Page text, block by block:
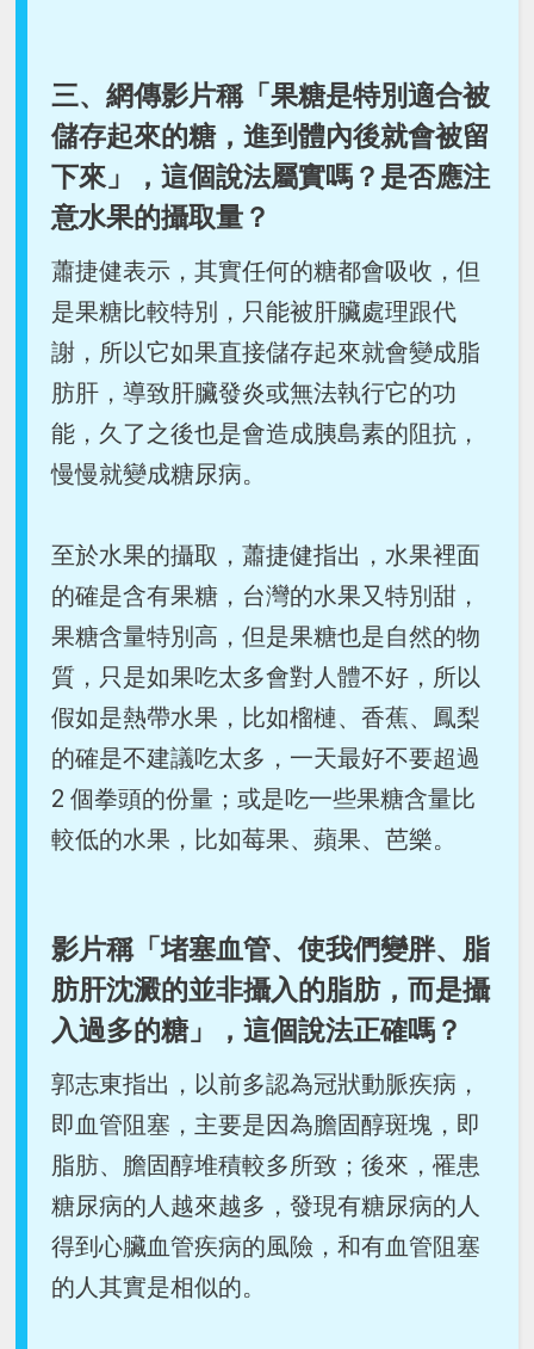
三、網傳影片稱「果糖是特別適合被
儲存起來的糖，進到體內後就會被留
下來」，這個說法屬實嗎？是否應注
意水果的攝取量？
蕭捷健表示，其實任何的糖都會吸收，但
是果糖比較特別，只能被肝臟處理跟代
謝，所以它如果直接儲存起來就會變成脂
肪肝，導致肝臟發炎或無法執行它的功
能，久了之後也是會造成胰島素的阻抗，
慢慢就變成糖尿病。
至於水果的攝取，蕭捷健指出，水果裡面
的確是含有果糖，台灣的水果又特別甜，
果糖含量特別高，但是果糖也是自然的物
質，只是如果吃太多會對人體不好，所以
假如是熱帶水果，比如榴槤、香蕉、鳳梨
的確是不建議吃太多，一天最好不要超過
2 個拳頭的份量；或是吃一些果糖含量比
較低的水果，比如莓果、蘋果、芭樂。
影片稱「堵塞血管、使我們變胖、脂
肪肝沈澱的並非攝入的脂肪，而是攝
入過多的糖」，這個說法正確嗎？
郭志東指出，以前多認為冠狀動脈疾病，
即血管阻塞，主要是因為膽固醇斑塊，即
脂肪、膽固醇堆積較多所致；後來，罹患
糖尿病的人越來越多，發現有糖尿病的人
得到心臟血管疾病的風險，和有血管阻塞
的人其實是相似的。